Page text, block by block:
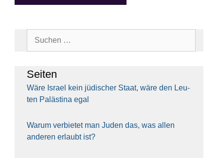
Sei­ten
Wäre Isra­el kein jüdi­scher Staat, wäre den Leu­
ten Paläs­ti­na egal
War­um ver­bie­tet man Juden das, was allen
ande­ren erlaubt ist?